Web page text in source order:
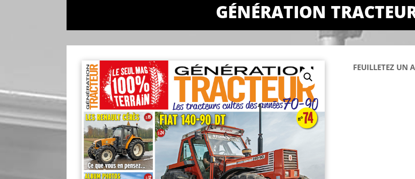
GÉNÉRATION
FEUILLETEZ UN